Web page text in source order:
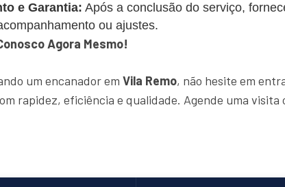
e Garantia: Após a conclusão do serviço,
ou ajustes.
Agora Mesmo!
um encanador em Vila Remo, não hesite em
rapidez, eficiência e qualidade. Agende uma